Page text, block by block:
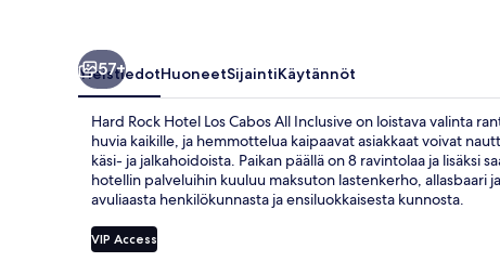
57+
YleistiedotHuoneetSijaintiKäytännöt
Hard Rock Hotel Los Cabos All Inclusive on loistava valinta
huvia kaikille, ja hemmottelua kaipaavat asiakkaat voivat
käsi- ja jalkahoidoista. Paikan päällä on 8 ravintolaa ja
hotellin palveluihin kuuluu maksuton lastenkerho,
avuliaasta henkilökunnasta ja ensiluokkaisesta kunnosta.
VIP Access